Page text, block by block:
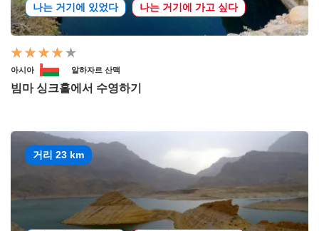
나는 거기에 있었다 나는 거기에 가고 싶다
아시아 알하자르 산맥
빔마 싱크홀에서 수영하기
거리 23 km